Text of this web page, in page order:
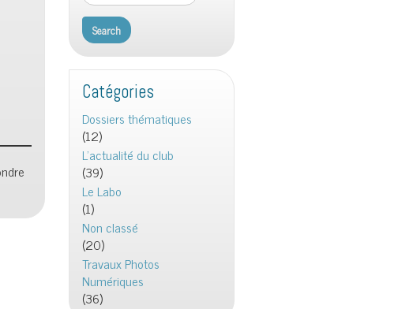
Catégories
Dossiers thématiques
(12)
L'actualité du club
(39)
Le Labo
(1)
Non classé
(20)
Travaux Photos
Numériques
(36)